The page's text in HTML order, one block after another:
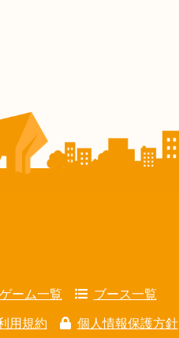
ゲーム一覧 ブース一覧
用規約 個人情報保護方針